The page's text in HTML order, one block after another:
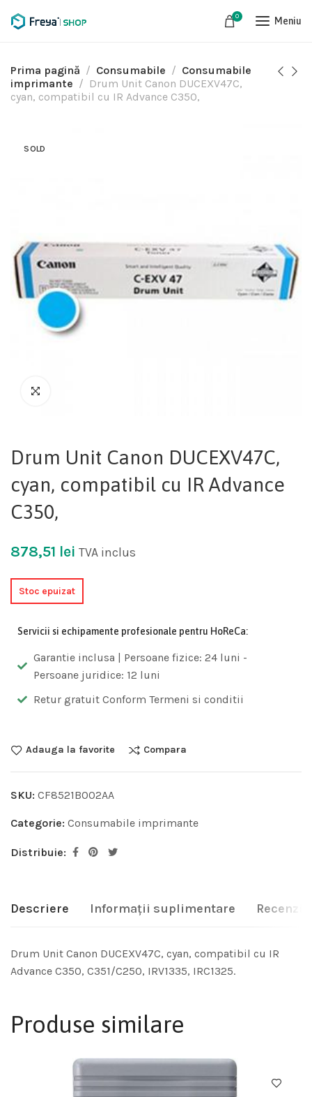
0 Meniu
Prima pagină Consumabile
Consumabile
imprimante
Drum Unit Canon DUCEXV47C,
cyan, compatibil cu IR Advance C350,
SOLD
Drum Unit Canon DUCEXV47C,
cyan, compatibil cu IR Advance
C350,
878,51 lei TVA inclus
Stoc epuizat
Servicii si echipamente profesionale pentru HoReCa:
Garantie inclusa | Persoane fizice: 24 luni -
Persoane juridice: 12 luni
Retur gratuit Conform Termeni si conditii
Adauga la favorite Compara
SKU: CF8521B002AA
Categorie: Consumabile imprimante
Distribuie:
Descriere Informații suplimentare Recenzii
Drum Unit Canon DUCEXV47C, cyan, compatibil cu IR
Advance C350, C351/C250, IRV1335, IRC1325.
Produse similare